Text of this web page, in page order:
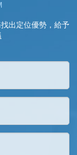
出定位優勢，給予